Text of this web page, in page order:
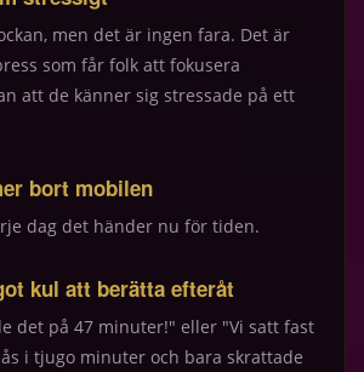
men det är ingen fara. Det är
som får folk att fokusera
att de känner sig stressade på ett
bort mobilen
dag det händer nu för tiden.
kul att berätta efteråt
det på 47 minuter!" eller "Vi satt fast
i tjugo minuter och bara skrattade